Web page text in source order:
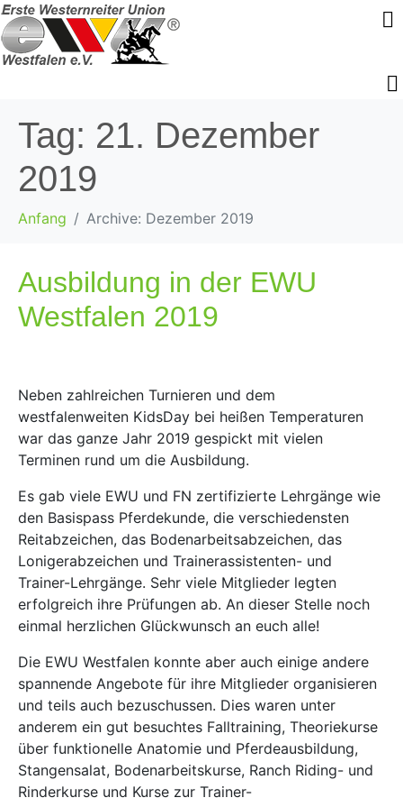
Tag: 21. Dezember
2019
Anfang Archive: Dezember 2019
Ausbildung in der EWU
Westfalen 2019
Neben zahlreichen Turnieren und dem
westfalenweiten KidsDay bei heißen Temperaturen
war das ganze Jahr 2019 gespickt mit vielen
Terminen rund um die Ausbildung.
Es gab viele EWU und FN zertifizierte Lehrgänge wie
den Basispass Pferdekunde, die verschiedensten
Reitabzeichen, das Bodenarbeitsabzeichen, das
Lonigerabzeichen und Trainerassistenten- und
Trainer-Lehrgänge. Sehr viele Mitglieder legten
erfolgreich ihre Prüfungen ab. An dieser Stelle noch
einmal herzlichen Glückwunsch an euch alle!
Die EWU Westfalen konnte aber auch einige andere
spannende Angebote für ihre Mitglieder organisieren
und teils auch bezuschussen. Dies waren unter
anderem ein gut besuchtes Falltraining, Theoriekurse
über funktionelle Anatomie und Pferdeausbildung,
Stangensalat, Bodenarbeitskurse, Ranch Riding- und
Rinderkurse und Kurse zur Trainer-